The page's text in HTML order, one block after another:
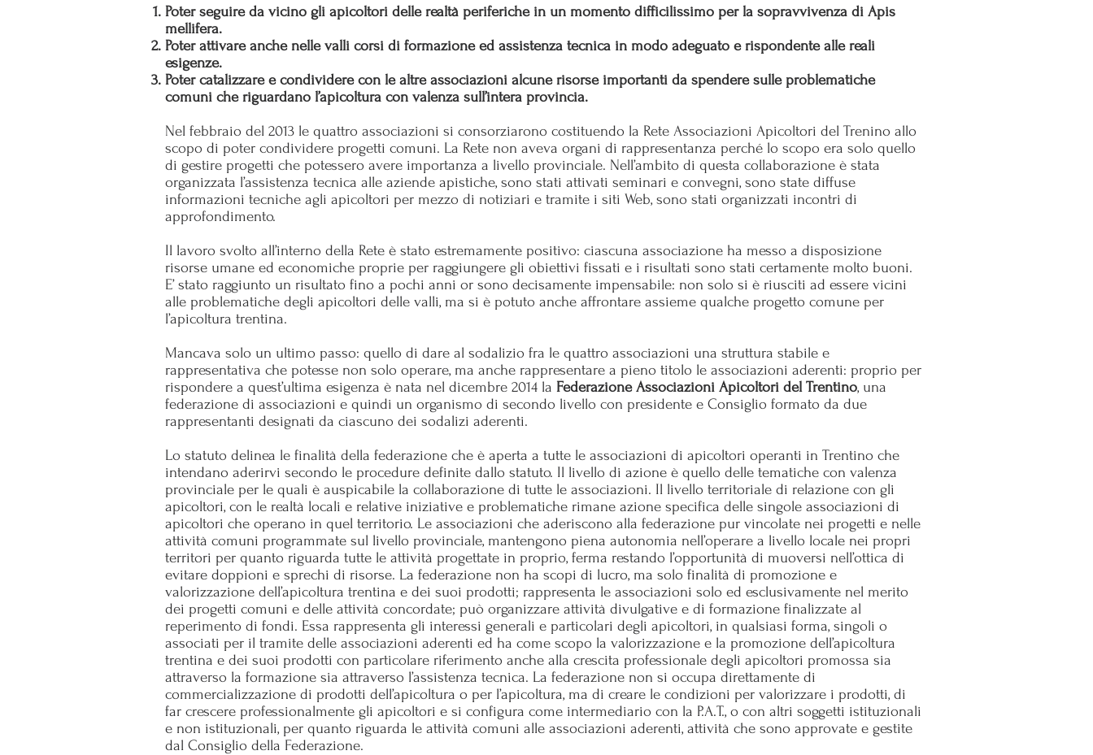
Poter seguire da vicino gli apicoltori delle realtà periferiche in un momento difficilissimo per la sopravvivenza di Apis
mellifera.
Poter attivare anche nelle valli corsi di formazione ed assistenza tecnica in modo adeguato e rispondente alle reali
esigenze.
Poter catalizzare e condividere con le altre associazioni alcune risorse importanti da spendere sulle problematiche
comuni che riguardano l’apicoltura con valenza sull’intera provincia.
Nel febbraio del 2013 le quattro associazioni si consorziarono costituendo la Rete Associazioni Apicoltori del Trenino allo
scopo di poter condividere progetti comuni. La Rete non aveva organi di rappresentanza perché lo scopo era solo quello
di gestire progetti che potessero avere importanza a livello provinciale. Nell’ambito di questa collaborazione è stata
organizzata l’assistenza tecnica alle aziende apistiche, sono stati attivati seminari e convegni, sono state diffuse
informazioni tecniche agli apicoltori per mezzo di notiziari e tramite i siti Web, sono stati organizzati incontri di
approfondimento.
Il lavoro svolto all’interno della Rete è stato estremamente positivo: ciascuna associazione ha messo a disposizione
risorse umane ed economiche proprie per raggiungere gli obiettivi fissati e i risultati sono stati certamente molto buoni.
E’ stato raggiunto un risultato fino a pochi anni or sono decisamente impensabile: non solo si è riusciti ad essere vicini
alle problematiche degli apicoltori delle valli, ma si è potuto anche affrontare assieme qualche progetto comune per
l’apicoltura trentina.
Mancava solo un ultimo passo: quello di dare al sodalizio fra le quattro associazioni una struttura stabile e
rappresentativa che potesse non solo operare, ma anche rappresentare a pieno titolo le associazioni aderenti: proprio per
rispondere a quest’ultima esigenza è nata nel dicembre 2014 la Federazione Associazioni Apicoltori del Trentino, una
federazione di associazioni e quindi un organismo di secondo livello con presidente e Consiglio formato da due
rappresentanti designati da ciascuno dei sodalizi aderenti.
Lo statuto delinea le finalità della federazione che è aperta a tutte le associazioni di apicoltori operanti in Trentino che
intendano aderirvi secondo le procedure definite dallo statuto. Il livello di azione è quello delle tematiche con valenza
provinciale per le quali è auspicabile la collaborazione di tutte le associazioni. Il livello territoriale di relazione con gli
apicoltori, con le realtà locali e relative iniziative e problematiche rimane azione specifica delle singole associazioni di
apicoltori che operano in quel territorio. Le associazioni che aderiscono alla federazione pur vincolate nei progetti e nelle
attività comuni programmate sul livello provinciale, mantengono piena autonomia nell’operare a livello locale nei propri
territori per quanto riguarda tutte le attività progettate in proprio, ferma restando l’opportunità di muoversi nell’ottica di
evitare doppioni e sprechi di risorse. La federazione non ha scopi di lucro, ma solo finalità di promozione e
valorizzazione dell’apicoltura trentina e dei suoi prodotti; rappresenta le associazioni solo ed esclusivamente nel merito
dei progetti comuni e delle attività concordate; può organizzare attività divulgative e di formazione finalizzate al
reperimento di fondi. Essa rappresenta gli interessi generali e particolari degli apicoltori, in qualsiasi forma, singoli o
associati per il tramite delle associazioni aderenti ed ha come scopo la valorizzazione e la promozione dell’apicoltura
trentina e dei suoi prodotti con particolare riferimento anche alla crescita professionale degli apicoltori promossa sia
attraverso la formazione sia attraverso l’assistenza tecnica. La federazione non si occupa direttamente di
commercializzazione di prodotti dell’apicoltura o per l’apicoltura, ma di creare le condizioni per valorizzare i prodotti, di
far crescere professionalmente gli apicoltori e si configura come intermediario con la P.A.T., o con altri soggetti istituzionali
e non istituzionali, per quanto riguarda le attività comuni alle associazioni aderenti, attività che sono approvate e gestite
dal Consiglio della Federazione.